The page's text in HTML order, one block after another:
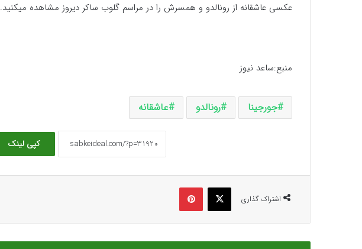
عکسی عاشقانه از رونالدو و همسرش را در مراسم گلوب ساکر دیروز مشاهده میکنید.
منبع:ساعد نیوز
جورجینا رونالدو عاشقانه
کپی لینک
اشتراک گذاری
ایکس پینتریست